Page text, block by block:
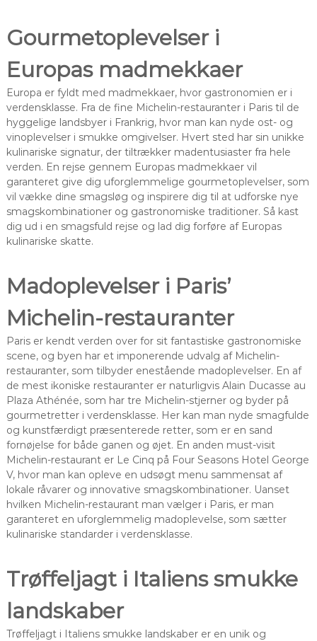
Gourmetoplevelser i
Europas madmekkaer
Europa er fyldt med madmekkaer, hvor gastronomien er i
verdensklasse. Fra de fine Michelin-restauranter i Paris til de
hyggelige landsbyer i Frankrig, hvor man kan nyde ost- og
vinoplevelser i smukke omgivelser. Hvert sted har sin unikke
kulinariske signatur, der tiltrækker madentusiaster fra hele
verden. En rejse gennem Europas madmekkaer vil
garanteret give dig uforglemmelige gourmetoplevelser, som
vil vække dine smagsløg og inspirere dig til at udforske nye
smagskombinationer og gastronomiske traditioner. Så kast
dig ud i en smagsfuld rejse og lad dig forføre af Europas
kulinariske skatte.
Madoplevelser i Paris’
Michelin-restauranter
Paris er kendt verden over for sit fantastiske gastronomiske
scene, og byen har et imponerende udvalg af Michelin-
restauranter, som tilbyder enestående madoplevelser. En af
de mest ikoniske restauranter er naturligvis Alain Ducasse au
Plaza Athénée, som har tre Michelin-stjerner og byder på
gourmetretter i verdensklasse. Her kan man nyde smagfulde
og kunstfærdigt præsenterede retter, som er en sand
fornøjelse for både ganen og øjet. En anden must-visit
Michelin-restaurant er Le Cinq på Four Seasons Hotel George
V, hvor man kan opleve en udsøgt menu sammensat af
lokale råvarer og innovative smagskombinationer. Uanset
hvilken Michelin-restaurant man vælger i Paris, er man
garanteret en uforglemmelig madoplevelse, som sætter
kulinariske standarder i verdensklasse.
Trøffeljagt i Italiens smukke
landskaber
Trøffeljagt i Italiens smukke landskaber er en unik og